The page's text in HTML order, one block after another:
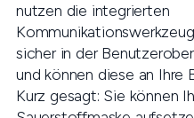
nutzen die integrierten
sicher in der
und können diese an Ihre
Kurz gesagt: Sie können